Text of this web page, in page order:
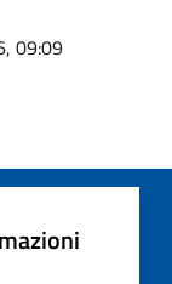
09:09